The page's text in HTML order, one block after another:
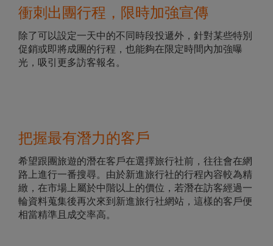
衝刺出團行程，限時加強宣傳
除了可以設定一天中的不同時段投遞外，針對某些特別
促銷或即將成團的行程，也能夠在限定時間內加強曝
光，吸引更多訪客報名。
把握最有潛力的客戶
希望跟團旅遊的潛在客戶在選擇旅行社前，往往會在網
路上進行一番搜尋。由於新進旅行社的行程內容較為精
緻，在市場上屬於中階以上的價位，若潛在訪客經過一
輪資料蒐集後再次來到新進旅行社網站，這樣的客戶便
相當精準且成交率高。